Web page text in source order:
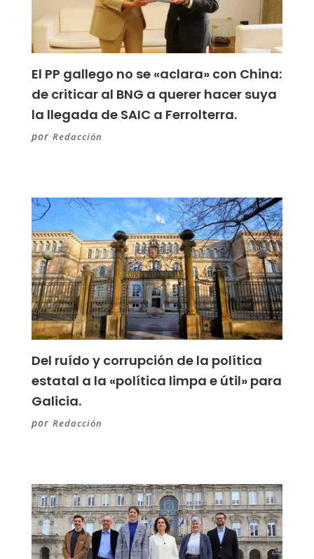
El PP gallego no se «aclara» con China:
de criticar al BNG a querer hacer suya
la llegada de SAIC a Ferrolterra.
por Redacción
Del ruído y corrupción de la política
estatal a la «política limpa e útil» para
Galicia.
por Redacción